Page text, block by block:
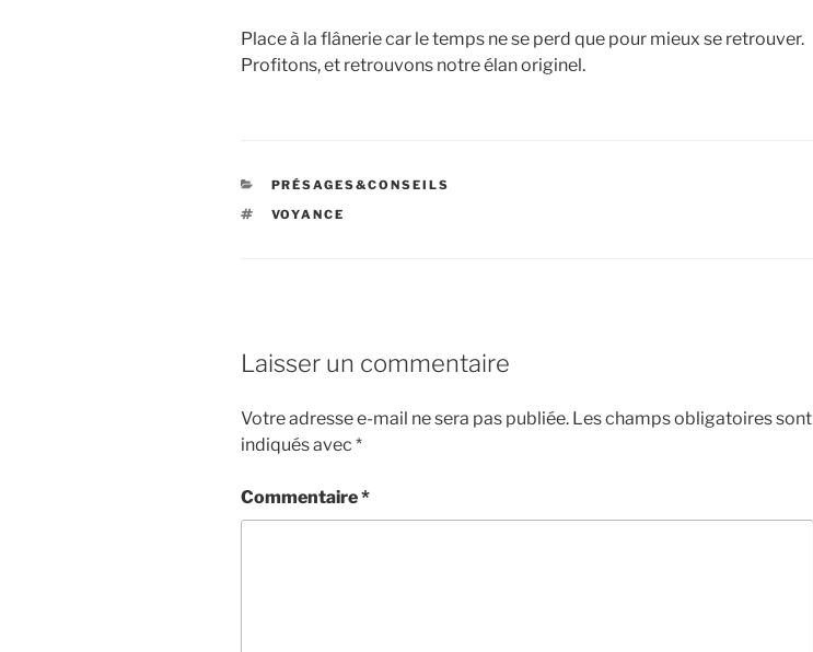
Place à la flânerie car le temps ne se perd que pour mieux se retrouver.
Profitons, et retrouvons notre élan originel.
CATÉGORIES
PRÉSAGES&CONSEILS
ÉTIQUETTES
VOYANCE
Laisser un commentaire
Votre adresse e-mail ne sera pas publiée. Les champs obligatoires sont
indiqués avec *
Commentaire*